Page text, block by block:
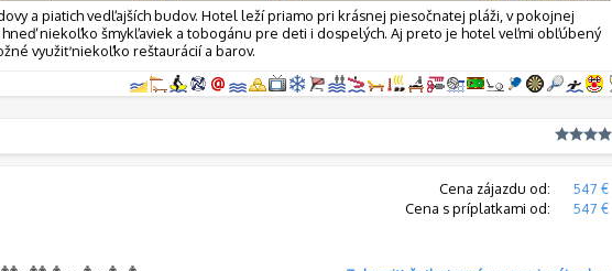
a piatich vedľajších budov. Hotel leží priamo pri krásnej piesočnatej pláži, v pokojnej
niekoľko šmykľaviek a tobogánu pre deti i dospelých. Aj preto je hotel veľmi obľúbený
využiť niekoľko reštaurácií a barov.
Cena zájazdu od:
547 €
Cena s príplatkami od:
547 €